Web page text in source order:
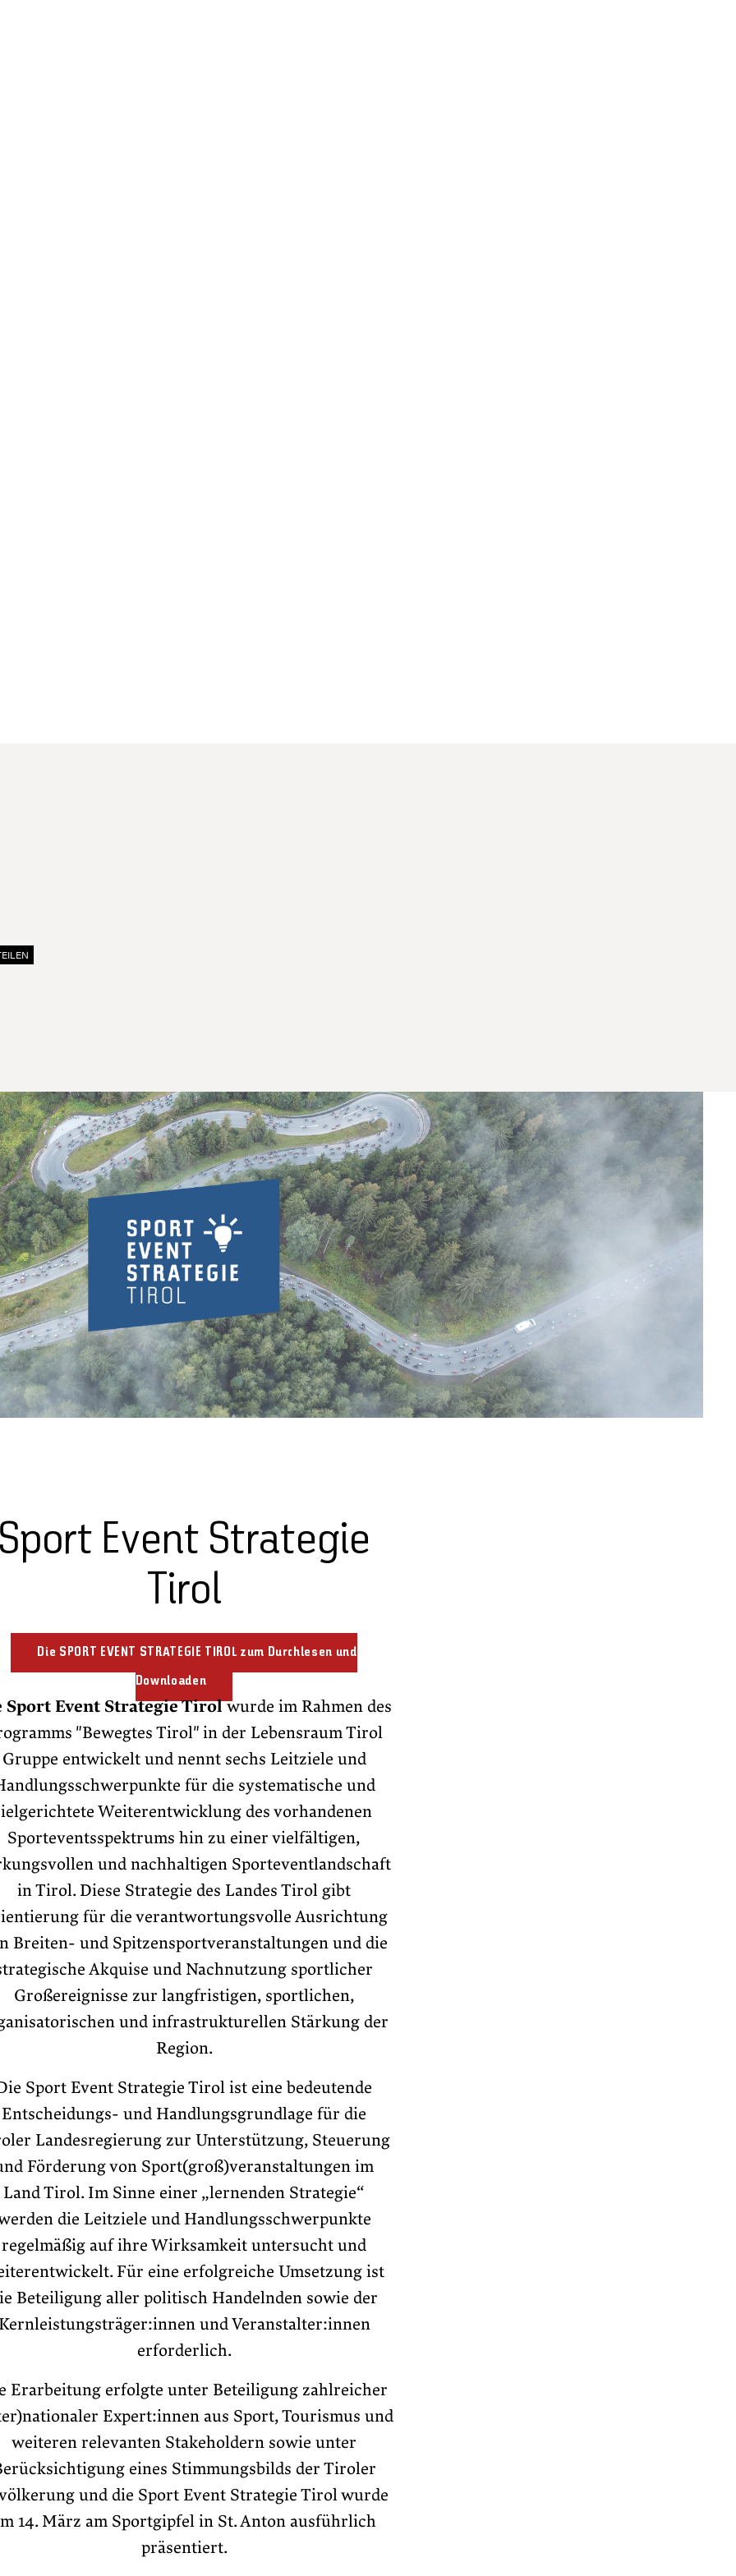
Event Strategie
Tirol
Die SPORT EVENT STRATEGIE TIROL zum Durchlesen und
Downloaden
Sport Event Strategie Tirolwurde im Rahmen des
"Bewegtes Tirol" in der Lebensraum Tirol
Gruppe entwickelt und nennt sechs Leitziele und
für die systematische und
Weiterentwicklung des vorhandenen
Sporteventsspektrums hin zu einer vielfältigen,
und nachhaltigen Sporteventlandschaft
in Tirol. Diese Strategie des Landes Tirol gibt
für die verantwortungsvolle Ausrichtung
Breiten- und Spitzensportveranstaltungen und die
Akquise und Nachnutzung sportlicher
Großereignisse zur langfristigen, sportlichen,
und infrastrukturellen Stärkung der
Region.
Sport Event Strategie Tirol ist eine bedeutende
Entscheidungs- und Handlungsgrundlage für die
Landesregierung zur Unterstützung, Steuerung
Förderung von Sport(groß)veranstaltungen im
Land Tirol. Im Sinne einer „lernenden Strategie“
die Leitziele und Handlungsschwerpunkte
regelmäßig auf ihre Wirksamkeit untersucht und
Für eine erfolgreiche Umsetzung ist
Beteiligung aller politisch Handelnden sowie der
und Veranstalter:innen
erforderlich.
Erarbeitung erfolgte unter Beteiligung zahlreicher
Expert:innen aus Sport, Tourismus und
weiteren relevanten Stakeholdern sowie unter
eines Stimmungsbilds der Tiroler
und die Sport Event Strategie Tirol wurde
14. März am Sportgipfel in St. Anton ausführlich
präsentiert.